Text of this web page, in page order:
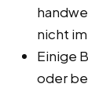
nicht
Einige
oder